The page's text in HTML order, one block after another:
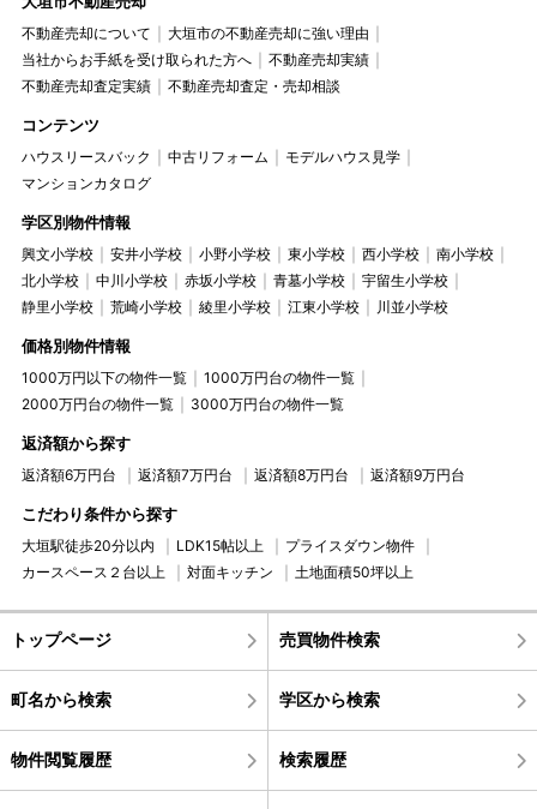
不動産売却について
大垣市の不動産売却に強い理由
当社からお手紙を受け取られた方へ
不動産売却実績
不動産売却査定実績
不動産売却査定・売却相談
コンテンツ
ハウスリースバック 中古リフォーム
モデルハウス見学
マンションカタログ
学区別物件情報
興文小学校 安井小学校 小野小学校 東小学校 西小学校
南小学校
北小学校
中川小学校 赤坂小学校 青墓小学校
宇留生小学校
静里小学校
荒崎小学校 綾里小学校 江東小学校 川並小学校
価格別物件情報
1000万円以下の物件一覧
1000万円台の物件一覧
2000万円台の物件一覧
3000万円台の物件一覧
返済額から探す
返済額6万円台 返済額7万円台 返済額8万円台 返済額9万円台
こだわり条件から探す
大垣駅徒歩20分以内 LDK15帖以上
プライスダウン物件
カースペース２台以上
対面キッチン 土地面積50坪以上
トップページ 売買物件検索
町名から検索 学区から検索
物件閲覧履歴 検索履歴